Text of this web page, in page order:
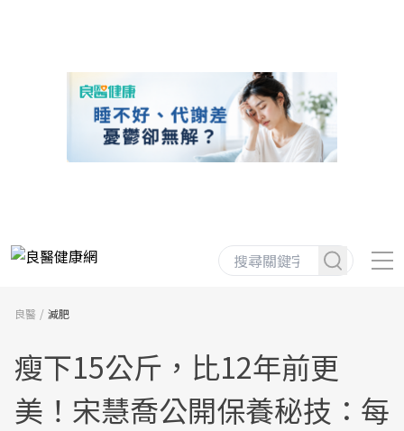
良醫 減肥
瘦下15公斤，比12年前更
美！宋慧喬公開保養秘技：每